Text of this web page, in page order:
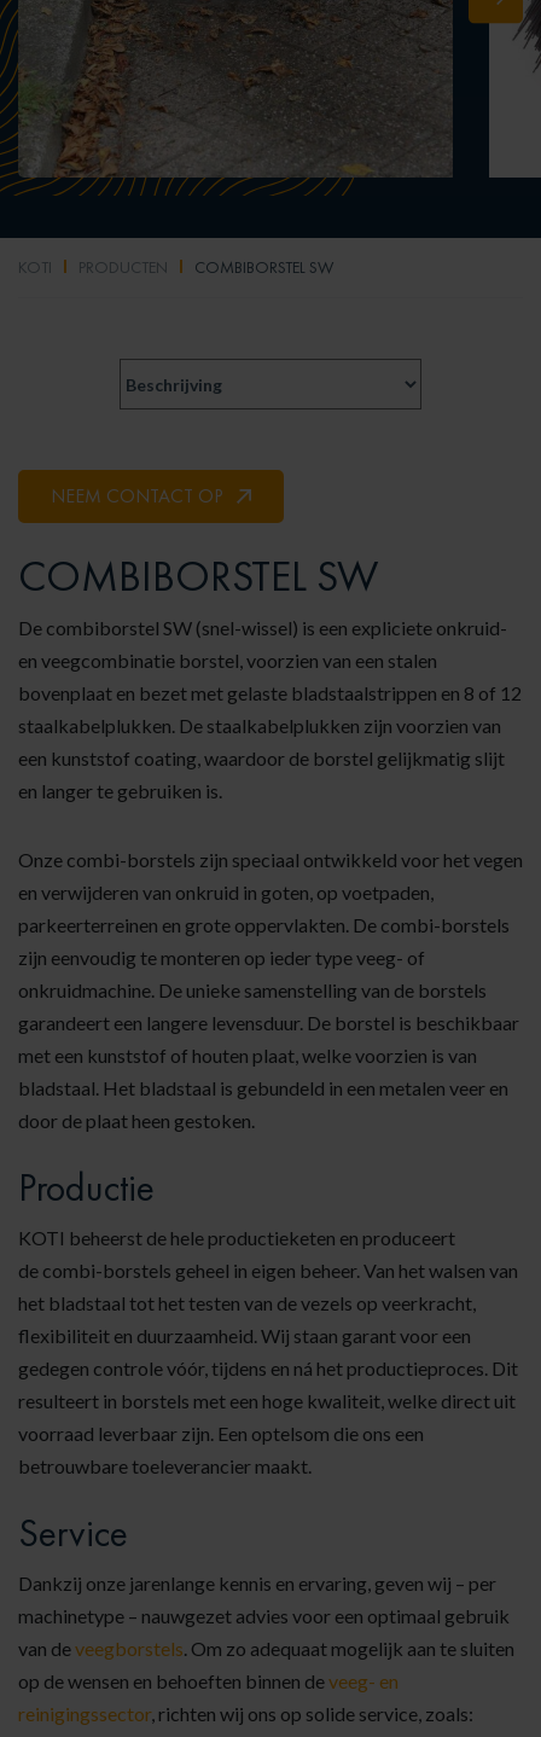
KOTI PRODUCTEN COMBIBORSTEL SW
NEEM CONTACT OP
COMBIBORSTEL SW
De combiborstel SW (snel-wissel) is een expliciete onkruid-
en veegcombinatie borstel, voorzien van een stalen
bovenplaat en bezet met gelaste bladstaalstrippen en 8 of 12
staalkabelplukken. De staalkabelplukken zijn voorzien van
een kunststof coating, waardoor de borstel gelijkmatig slijt
en langer te gebruiken is.
Onze combi-borstels zijn speciaal ontwikkeld voor het vegen
en verwijderen van onkruid in goten, op voetpaden,
parkeerterreinen en grote oppervlakten. De combi-borstels
zijn eenvoudig te monteren op ieder type veeg- of
onkruidmachine. De unieke samenstelling van de borstels
garandeert een langere levensduur. De borstel is beschikbaar
met een kunststof of houten plaat, welke voorzien is van
bladstaal. Het bladstaal is gebundeld in een metalen veer en
door de plaat heen gestoken.
Productie
KOTI beheerst de hele productieketen en produceert
de combi-borstels geheel in eigen beheer. Van het walsen van
het bladstaal tot het testen van de vezels op veerkracht,
flexibiliteit en duurzaamheid. Wij staan garant voor een
gedegen controle vóór, tijdens en ná het productieproces. Dit
resulteert in borstels met een hoge kwaliteit, welke direct uit
voorraad leverbaar zijn. Een optelsom die ons een
betrouwbare toeleverancier maakt.
Service
Dankzij onze jarenlange kennis en ervaring, geven wij – per
machinetype – nauwgezet advies voor een optimaal gebruik
van deveegborstels. Om zo adequaat mogelijk aan te sluiten
op de wensen en behoeften binnen deveeg- en
reinigingssector, richten wij ons op solide service, zoals: